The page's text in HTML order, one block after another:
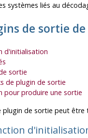
systèmes liés au
de sortie
d'initialisation
sortie
de plugin de sortie
pour produire une sortie
plugin de sortie peut être